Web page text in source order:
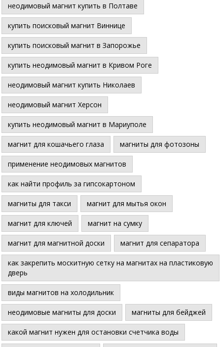
неодимовый магнит купить в Полтаве
купить поисковый магнит Виннице
купить поисковый магнит в Запорожье
купить неодимовый магнит в Кривом Роге
неодимовый магнит купить Николаев
неодимовый магнит Херсон
купить неодимовый магнит в Мариуполе
магнит для кошачьего глаза магниты для фотозоны
применение неодимовых магнитов
как найти профиль за гипсокартоном
магниты для такси магнит для мытья окон
магнит для ключей магнит на сумку
магнит для магнитной доски магнит для сепаратора
как закрепить москитную сетку на магнитах на пластиковую
дверь
виды магнитов на холодильник
неодимовые магниты для доски магниты для бейджей
какой магнит нужен для остановки счетчика воды